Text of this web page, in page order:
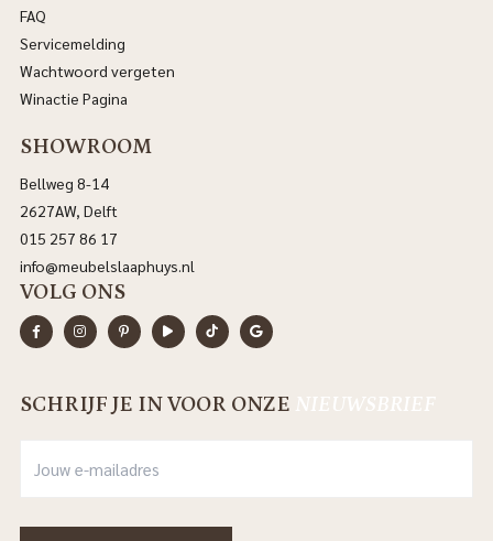
FAQ
Servicemelding
Wachtwoord vergeten
Winactie Pagina
SHOWROOM
Bellweg 8-14
2627AW, Delft
015 257 86 17
info@meubelslaaphuys.nl
VOLG ONS
SCHRIJF JE IN VOOR ONZE NIEUWSBRIEF